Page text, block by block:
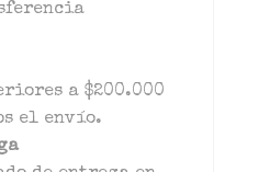
a $200.000
el envío.